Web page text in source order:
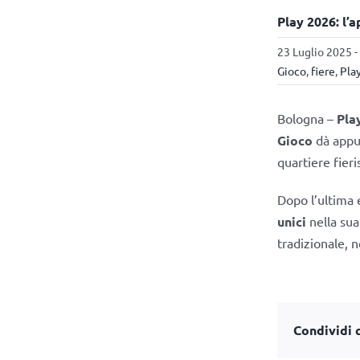
Play 2026:
23 Luglio 2025
Gioco, fiere,
Bologna –
Gioco dà
quartiere
Dopo l’ultima
unici nella
tradizionale,
Condividi